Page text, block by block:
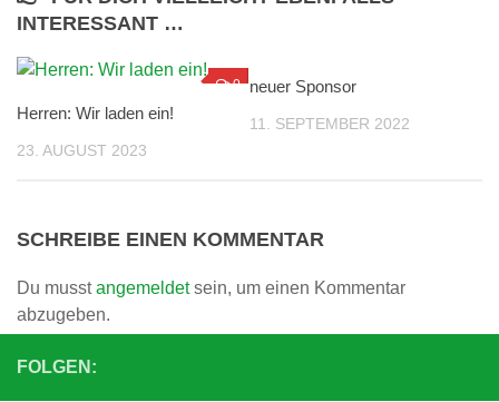
INTERESSANT …
0
Herren: Wir laden ein!
23. AUGUST 2023
neuer Sponsor
11. SEPTEMBER 2022
SCHREIBE EINEN KOMMENTAR
Du musstangemeldetsein, um einen Kommentar
abzugeben.
FOLGEN: